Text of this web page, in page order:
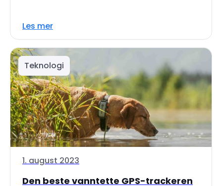
Les mer
Teknologi
1. august 2023
Den beste vanntette GPS-trackeren